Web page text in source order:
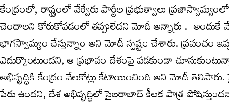
కేంద్రంలో, రాష్ట్రంలో వేర్వేరు పార్టీల ప్రభుత్వాలు
చెందాలని కోరుకోవడంలో తప్పులేదని మోదీ అన్నారు . అందుకే
భాగస్వామ్యం చేస్తున్నాం అని మోదీ స్పష్టం చేశారు. ప్రపంచం
ఎదుర్కొంటుందని, ఆ ప్రభావం దేశంపై పడకుండా
అభివృద్ధికి కేంద్రం వేలకోట్లు కేటాయించింది అని మోదీ
పేరు ఉందని, దేశ అభివృద్ధిలో సైబరాబాద్ కీలక పాత్ర